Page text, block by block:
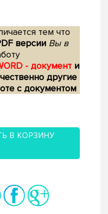
тем что
версии Вы в
- документ и
другие
с документом
В КОРЗИНУ